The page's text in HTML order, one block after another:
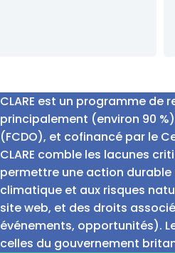
CLARE est un programme
principalement (environ 90
(FCDO), et cofinancé par le
CLARE comble les lacunes
permettre une action
climatique et aux risques
site web, et des droits
événements, opportunités).
celles du gouvernement